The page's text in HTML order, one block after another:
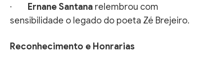
· Ernane Santana relembrou com
sensibilidade o legado do poeta Zé Brejeiro.
Reconhecimento e Honrarias